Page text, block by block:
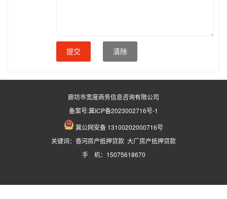
提交 清除
廊坊市宽度商务信息咨询有限公司
备案号:冀ICP备2023002716号-1
冀公网安备 13100202000716号
关键词： 香河房产抵押贷款 大厂房产抵押贷款
手 机：15075618670